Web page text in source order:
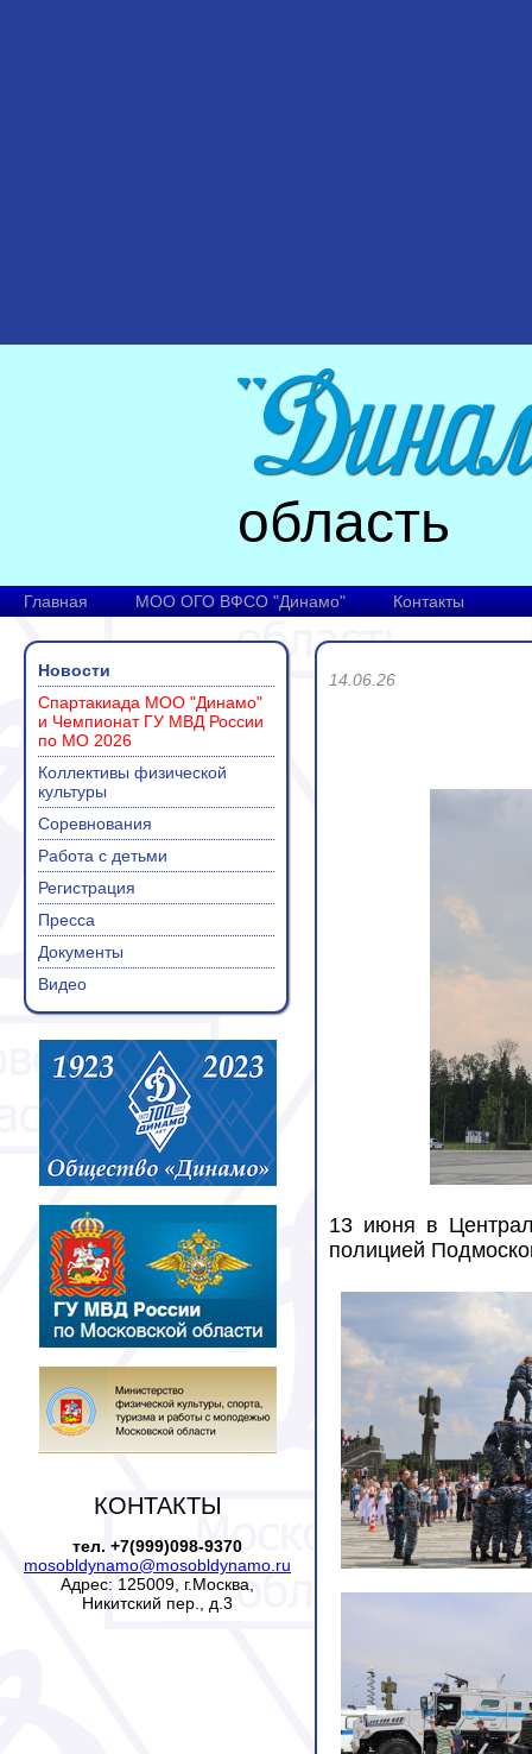
область
Главная МОО ОГО ВФСО "Динамо" Контакты
Новости
Спартакиада МОО "Динамо"
и Чемпионат ГУ МВД России
по МО 2026
Коллективы физической
культуры
Соревнования
Работа с детьми
Регистрация
Пресса
Документы
Видео
КОНТАКТЫ
тел. +7(999)098-9370
mosobldynamo@mosobldynamo.ru
Адрес: 125009, г.Москва,
Никитский пер., д.3
14.06.26
13 июня в
полицией